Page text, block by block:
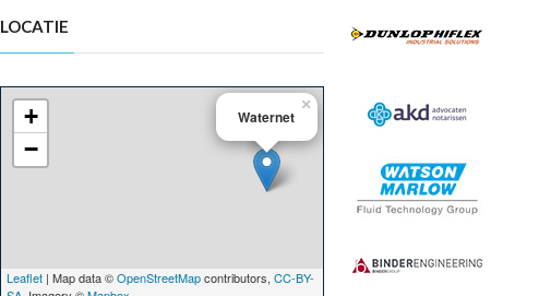
LOCATIE
Waternet
×
+
−
Leaflet | Map data ©OpenStreetMapcontributors,CC-BY-